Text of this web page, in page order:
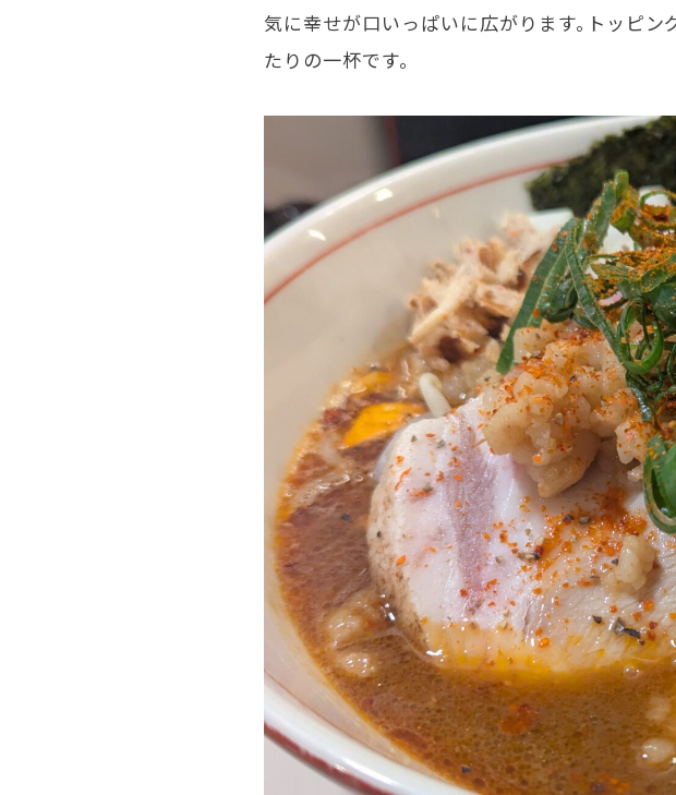
気に幸せが口いっぱいに広がります。トッピ
たりの一杯です。